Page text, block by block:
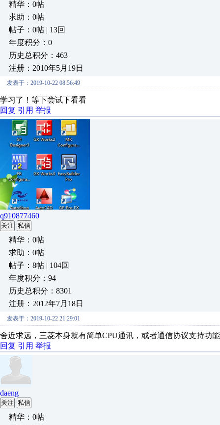
精华：0帖
求助：0帖
帖子：0帖 | 13回
年度积分：0
历史总积分：463
注册：2010年5月19日
发表于：2019-10-22 08:56:49
学习了！等下尝试下看看
回复 引用 举报
q910877460
关注 私信
精华：0帖
求助：0帖
帖子：8帖 | 104回
年度积分：94
历史总积分：8301
注册：2012年7月18日
发表于：2019-10-22 21:29:01
舍近求远，三菱本身就有简单CPU通讯，或者通信协议支持功
回复 引用 举报
daeng
关注 私信
精华：0帖